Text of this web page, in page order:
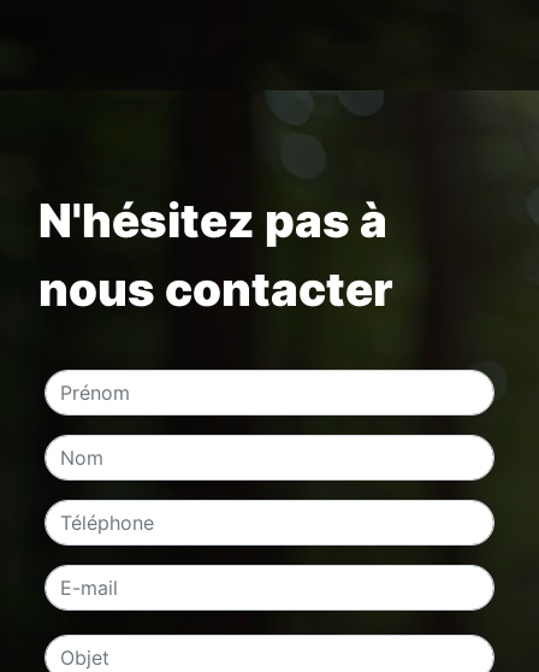
N'hésitez pas à
nous contacter